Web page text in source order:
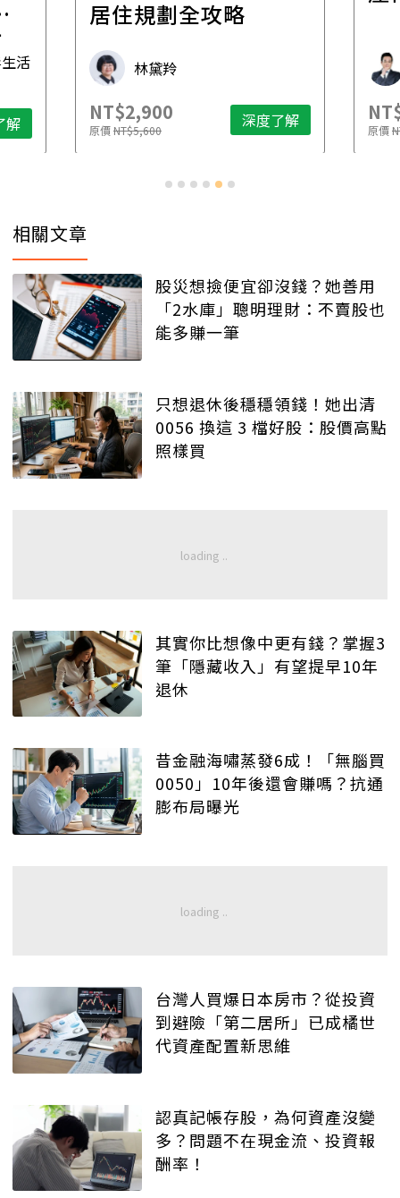
活
解
居住規劃全攻略
林黛羚
NT$2,900
原價NT$5,600 深度了解 原價
相關文章
股災想撿便宜卻沒錢？她善用
「2水庫」聰明理財：不賣股也
能多賺一筆
只想退休後穩穩領錢！她出清
0056 換這 3 檔好股：股價高點
照樣買
其實你比想像中更有錢？掌握3
筆「隱藏收入」有望提早10年
退休
昔金融海嘯蒸發6成！「無腦買
0050」10年後還會賺嗎？抗通
膨布局曝光
台灣人買爆日本房市？從投資
到避險「第二居所」已成橘世
代資產配置新思維
認真記帳存股，為何資產沒變
多？問題不在現金流、投資報
酬率！